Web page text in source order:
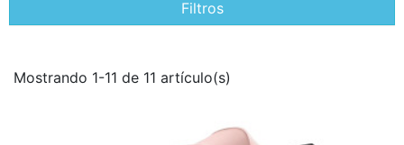
Filtros
Mostrando 1-11 de 11 artículo(s)